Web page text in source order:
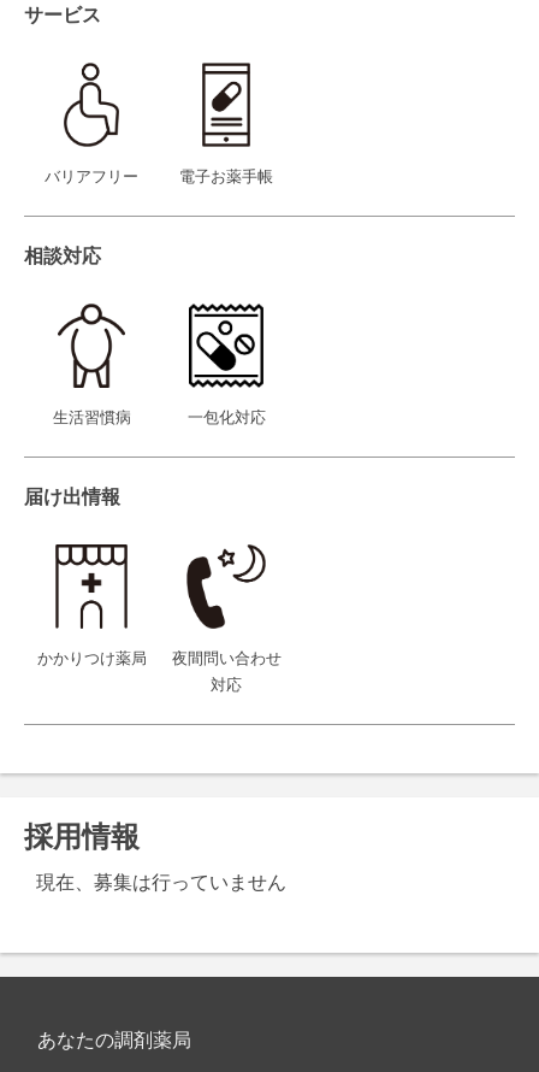
サービス
バリアフリー 電子お薬手帳
相談対応
生活習慣病 一包化対応
届け出情報
かかりつけ薬局
夜間問い合わせ
対応
採用情報
現在、募集は行っていません
あなたの調剤薬局